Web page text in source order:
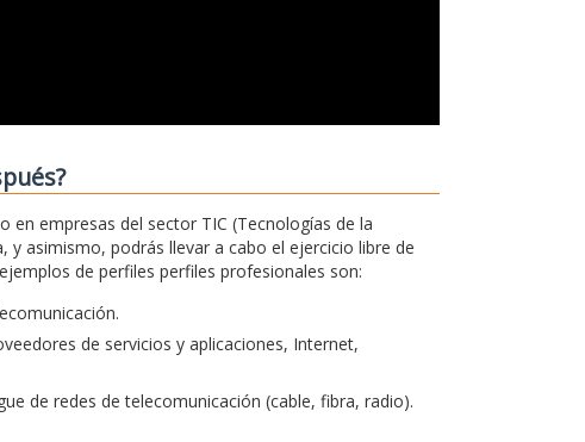
empresas del sector TIC (Tecnologías de la
asimismo, podrás llevar a cabo el ejercicio libre de
de perfiles perfiles profesionales son:
de servicios y aplicaciones, Internet,
de redes de telecomunicación (cable, fibra, radio).